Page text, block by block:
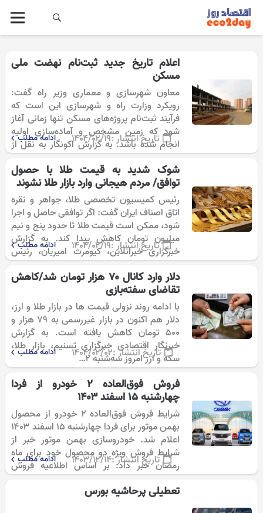
اعلام تاریخ جدید ثبت‌نام نهضت ملی
مسکن
معاون شهرسازی و معماری وزیر راه گفت:
رویکرد وزارت راه و شهرسازی این است که
فرآیند ثبت‌نام پروژه‌های مسکن تنها زمانی آغاز
شود که زمین مشخص و آماده‌سازی اولیه
انجام شده باشد. به گزارش اکونگار به نقل از
تسنیم، غلامرضا…
تاریخ انتشار :۱۴۰۴/۰۲/۱۹ ادامه مطلب
شوک شدید به قیمت طلا با حصول
توافق/ مردم هیجانی وارد بازار طلا نشوند
رئیس کمیسیون تخصصی طلا، جواهر و نقره
اتاق اصناف ایران گفت: اگر توافقی حاصل و اجرا
شود، ممکن است قیمت طلا تا حدود پنج و نیم
میلیون تومان کاهش پیدا کند. به گزارش
خبرگزاری خبرآنلاین، کیومرث امیریان، رئیس
کمیسیون تخصصی…
تاریخ انتشار :۱۴۰۴/۰۲/۱۹ ادامه مطلب
دلار وارد کانال ۷۰ هزار تومان شد/کاهش
تقاضای سفته‌بازی
با ادامه روند نزولی قیمت ها در بازار طلا و ارز،
دلار هم اکنون در بازار غیررسمی به ۷۹ هزار و
۵۰۰ تومان کاهش یافته است. به گزارش
خبرنگار اقتصادی خبرگزاری تسنیم، بازار طلا،
سکه و ارز امروز سه‌شنبه 2…
تاریخ انتشار :۱۴۰۴/۰۲/۰۲ ادامه مطلب
فروش فوق‌العاده ۲ خودرو از فردا
چهارشنبه ۱۵ اسفند ۱۴۰۳
شرایط فروش فوق‌العاده ۲ خودرو از محصول
بهمن موتور برای فردا چهارشنبه ۱۵ اسفند ۱۴۰۳
اعلام شد. خودروسازی بهمن موتور خبر از
شرایط فروش ویژه دو محصول خود برای ماه
رمضان خبر داد: بر اساس اطلاعیه فروش
منتشر شده خودروی…
تاریخ انتشار :۱۴۰۳/۱۲/۱۴ ادامه مطلب
تعطیلی پرحاشیه بورس